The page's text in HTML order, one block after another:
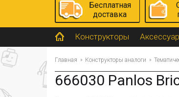
Бесплатная
доставка
Конструкторы
Главная Конструкторы аналоги
666030 Panlos